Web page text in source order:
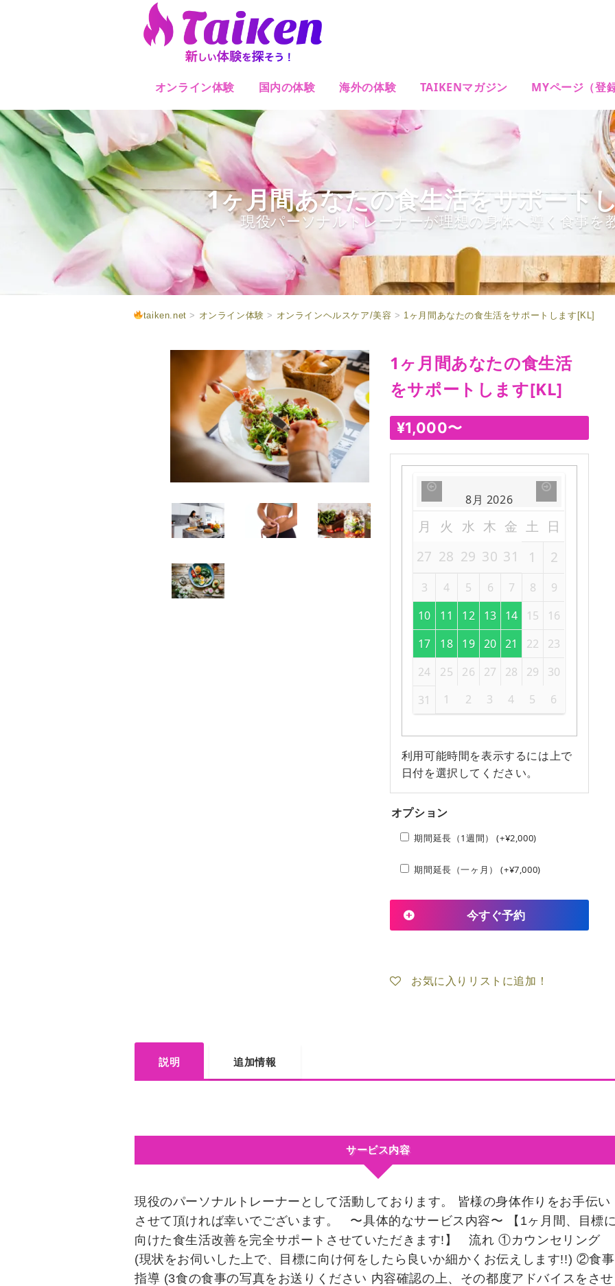
オンライン体験 国内の体験 海外の体験 TAIKENマガジン MYページ（登
1ヶ月間あなたの食生活をサポート
現役パーソナルトレーナーが理想の身体へ導く食事を
taiken.net > オンライン体験 > オンラインヘルスケア/美容 > 1ヶ月間あなたの食生活をサポートします[KL]
1ヶ月間あなたの食生活
をサポートします[KL]
¥1,000〜
8月 2026
月 火 水 木 金 土 日
27 28 29 30 31 1 2
3 4 5 6 7 8
9
10
11 12 13 14 15
16
17
18 19 20 21 22
23
24
25 26 27 28 29
30
31
1 2 3 4 5 6
利用可能時間を表示するには上で
日付を選択してください。
オプション
期間延長（1週間） (+¥2,000)
期間延長（一ヶ月） (+¥7,000)
今すぐ予約
お気に入りリストに追加！
説明 追加情報
サービス内容
現役のパーソナルトレーナーとして活動しております。 皆様の身体作りをお手伝い
させて頂ければ幸いでございます。 〜具体的なサービス内容〜 【1ヶ月間、目標
向けた食生活改善を完全サポートさせていただきます!】 流れ ①カウンセリング
(現状をお伺いした上で、目標に向け何をしたら良いか細かくお伝えします!!) ②食事
指導 (3食の食事の写真をお送りください 内容確認の上、その都度アドバイスをさせ